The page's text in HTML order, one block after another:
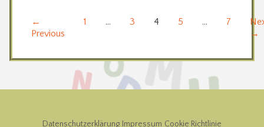
Seitennummerierung
der
←
Previous
1 … 3 4 5 … 7
→
Datenschutzerklärung Impressum Cookie Richtlinie